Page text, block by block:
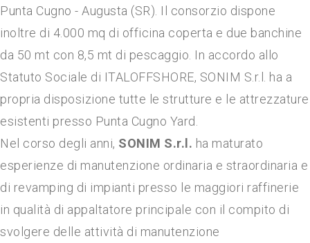
Punta Cugno - Augusta (SR). Il consorzio dispone
inoltre di 4.000 mq di officina coperta e due banchine
da 50 mt con 8,5 mt di pescaggio. In accordo allo
Statuto Sociale di ITALOFFSHORE, SONIM S.r.l. ha a
propria disposizione tutte le strutture e le attrezzature
esistenti presso Punta Cugno Yard.
Nel corso degli anni, SONIM S.r.l. ha maturato
esperienze di manutenzione ordinaria e straordinaria e
di revamping di impianti presso le maggiori raffinerie
in qualità di appaltatore principale con il compito di
svolgere delle attività di manutenzione